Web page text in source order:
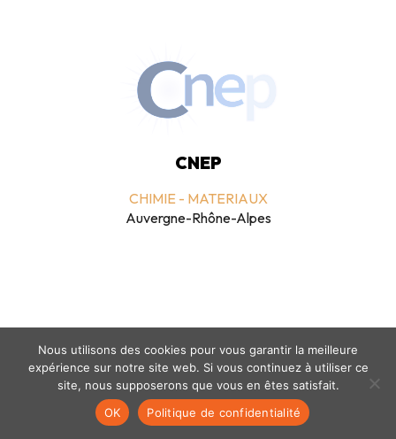
CNEP
CHIMIE - MATERIAUX
Auvergne-Rhône-Alpes
Mentions légales- politique de confidentialité- © coclico 2026
Nous utilisons des cookies pour vous garantir la meilleure
expérience sur notre site web. Si vous continuez à utiliser ce
site, nous supposerons que vous en êtes satisfait.
OK
Politique de confidentialité